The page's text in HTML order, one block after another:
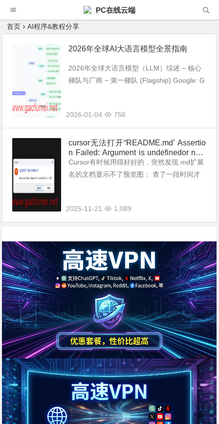
PC在线云端
首页 AI程序&教程分享
2026年全球AI大语言模型全景指南
2026年全球大语言模型（LLM）综述 − 核心
梯队与厂商 − 第一梯队 (Flagship) Google: G
2026-01-04
756
cursor无法打开“README.md’ Assertio
n Failed: Argument is undefinedor null.
的终极解决办法。
Cursor有时候用得好好的，突然发现.md扩展
名的文档显示不了预览图： 查了一段时间才
2025-11-21
1,089